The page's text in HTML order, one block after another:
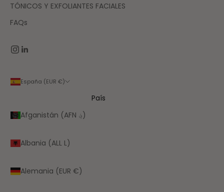
TÓNICOS Y EXFOLIANTES FACIALES
FAQs
España (EUR €)
País
Afganistán (AFN ؋)
Albania (ALL L)
Alemania (EUR €)